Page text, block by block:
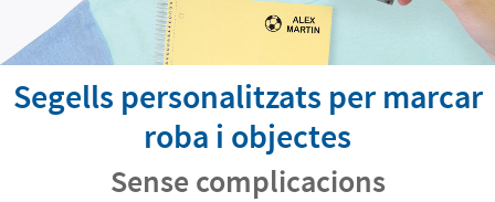
Segells personalitzats per marcar
roba i objectes
Sense complicacions